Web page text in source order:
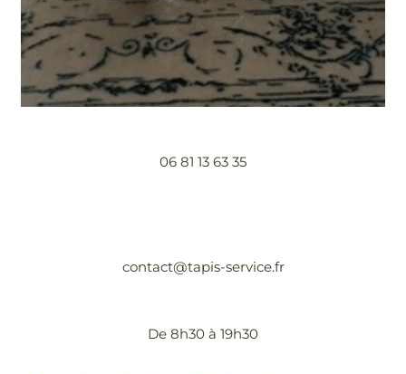
06 81 13 63 35
contact@tapis-service.fr
De 8h30 à 19h30